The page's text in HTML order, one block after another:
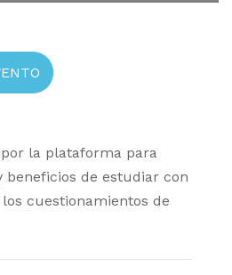
la plataforma para
de estudiar con
cuestionamientos de